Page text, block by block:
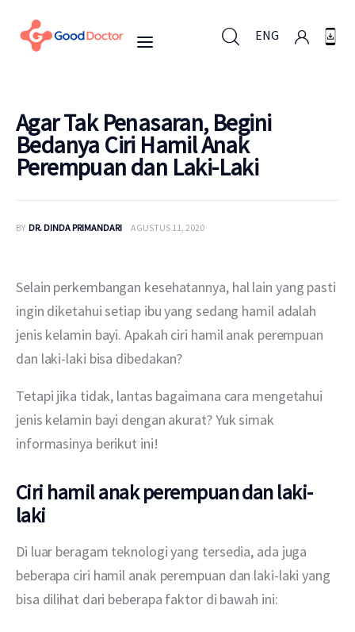
ENG
ENG
Untuk Bisnis
Layanan
Agar Tak Penasaran, Begini
Bedanya Ciri Hamil Anak
Perempuan dan Laki-Laki
BY DR. DINDA PRIMANDARI AGUSTUS 11, 2020
Selain perkembangan kesehatannya, hal lain yang pasti
ingin diketahui setiap ibu yang sedang hamil adalah
jenis kelamin bayi. Apakah ciri hamil anak perempuan
dan laki-laki bisa dibedakan?
Tetapi jika tidak, lantas bagaimana cara mengetahui
jenis kelamin bayi dengan akurat? Yuk simak
informasinya berikut ini!
Ciri hamil anak perempuan dan laki-
laki
Di luar beragam teknologi yang tersedia, ada juga
beberapa ciri hamil anak perempuan dan laki-laki yang
bisa dilihat dari beberapa faktor di bawah ini: